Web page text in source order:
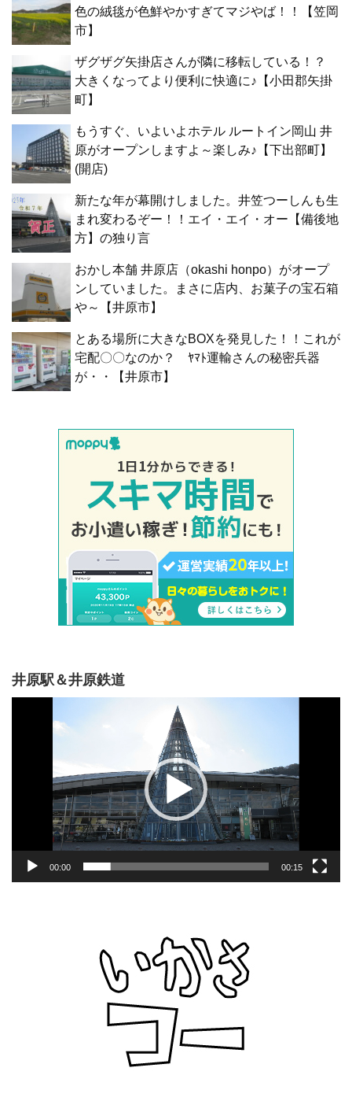
色の絨毯が色鮮やかすぎてマジやば！！【笠岡
市】
ザグザグ矢掛店さんが隣に移転している！？
大きくなってより便利に快適に♪【小田郡矢掛
町】
もうすぐ、いよいよホテル ルートイン岡山 井
原がオープンしますよ～楽しみ♪【下出部町】
(開店)
新たな年が幕開けしました。井笠つーしんも生
まれ変わるぞー！！エイ・エイ・オー【備後地
方】の独り言
おかし本舗 井原店（okashi honpo）がオープ
ンしていました。まさに店内、お菓子の宝石箱
や～【井原市】
とある場所に大きなBOXを発見した！！これが
宅配〇〇なのか？ ﾔﾏﾄ運輸さんの秘密兵器
が・・【井原市】
井原駅＆井原鉄道
00:00 00:15